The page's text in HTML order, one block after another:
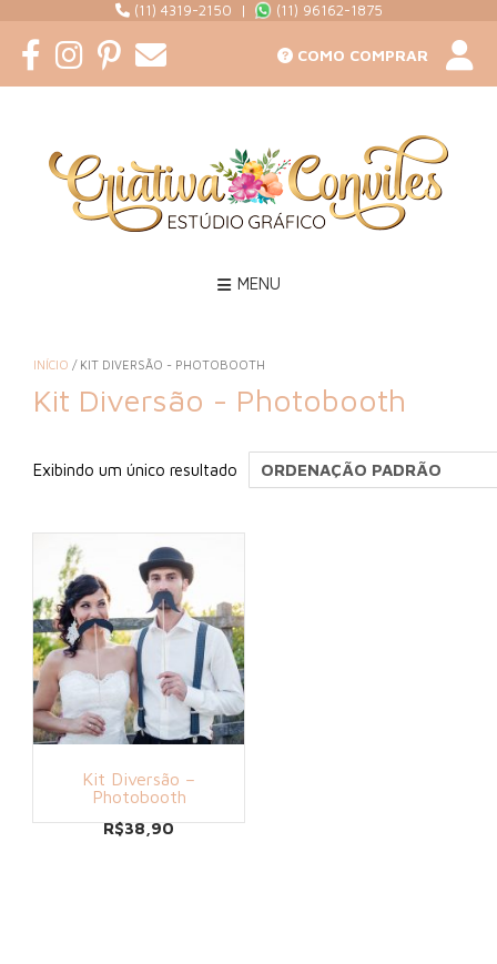
(11) 4319-2150 | (11) 96162-1875
COMO COMPRAR
MENU
INÍCIO / KIT DIVERSÃO - PHOTOBOOTH
Kit Diversão - Photobooth
Exibindo um único resultado
Kit Diversão –
Photobooth
R$38,90